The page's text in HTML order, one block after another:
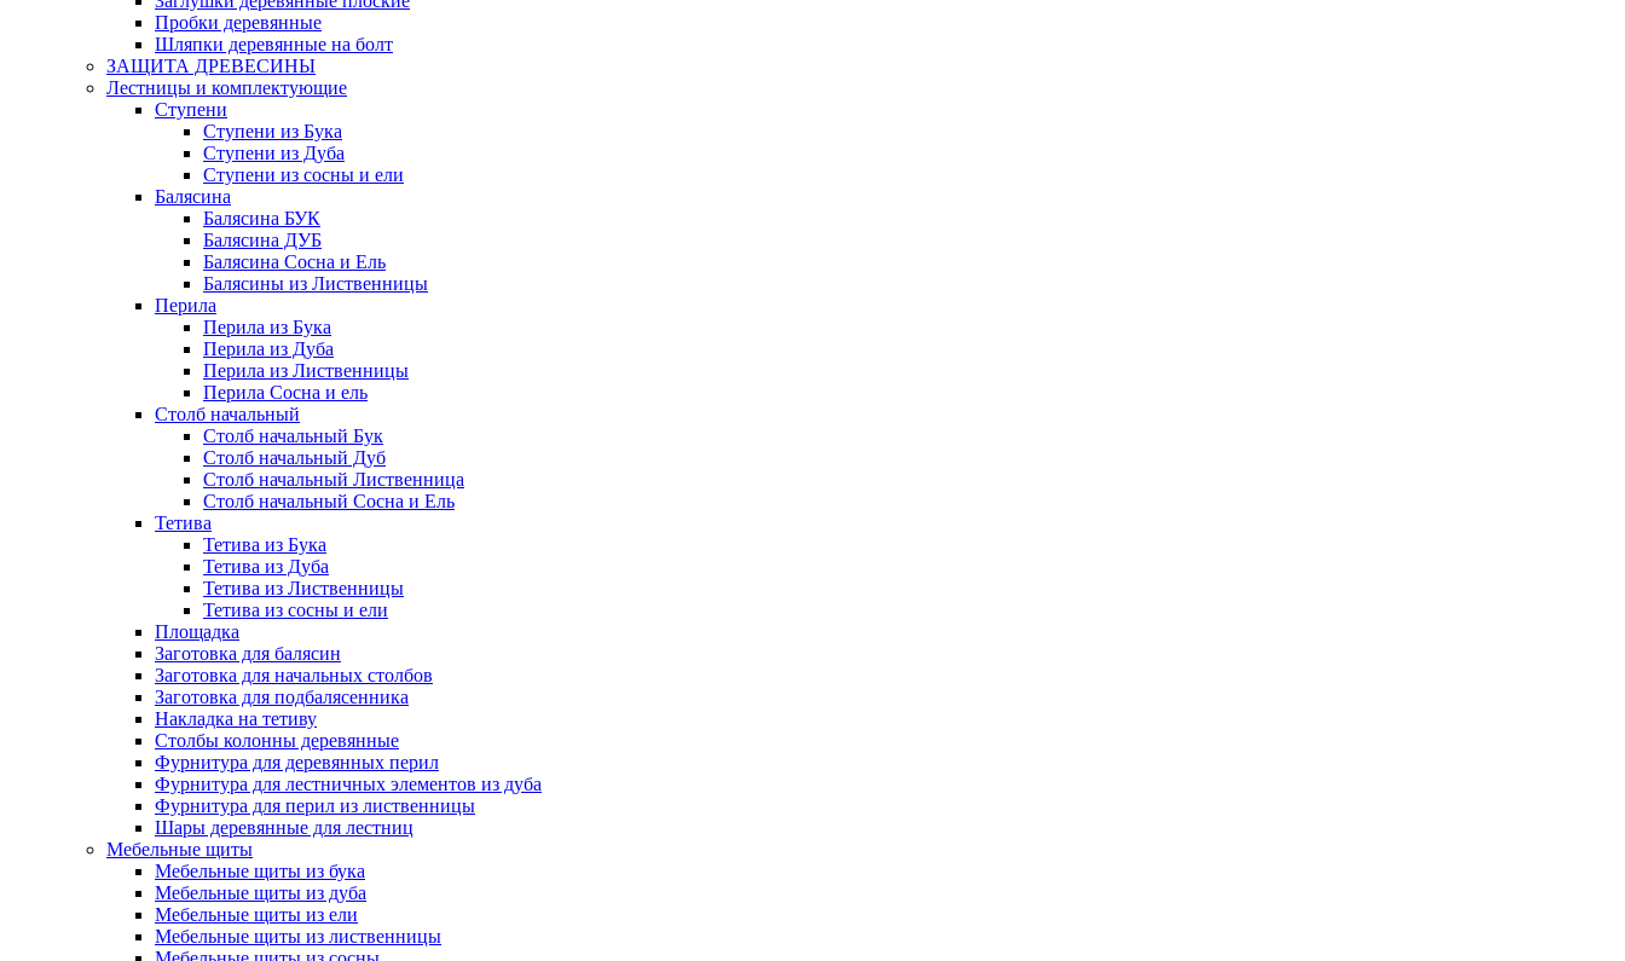
Пробки деревянные
Шляпки деревянные на болт
ЗАЩИТА ДРЕВЕСИНЫ
Лестницы и комплектующие
Ступени
Ступени из Бука
Ступени из Дуба
Ступени из сосны и ели
Балясина
Балясина БУК
Балясина ДУБ
Балясина Сосна и Ель
Балясины из Лиственницы
Перила
Перила из Бука
Перила из Дуба
Перила из Лиственницы
Перила Сосна и ель
Столб начальный
Столб начальный Бук
Столб начальный Дуб
Столб начальный Лиственница
Столб начальный Сосна и Ель
Тетива
Тетива из Бука
Тетива из Дуба
Тетива из Лиственницы
Тетива из сосны и ели
Площадка
Заготовка для балясин
Заготовка для начальных столбов
Заготовка для подбалясенника
Накладка на тетиву
Столбы колонны деревянные
Фурнитура для деревянных перил
Фурнитура для лестничных элементов из дуба
Фурнитура для перил из лиственницы
Шары деревянные для лестниц
Мебельные щиты
Мебельные щиты из бука
Мебельные щиты из дуба
Мебельные щиты из ели
Мебельные щиты из лиственницы